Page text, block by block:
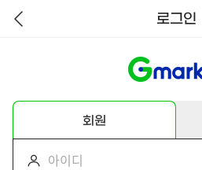
뒤
로그인
회원